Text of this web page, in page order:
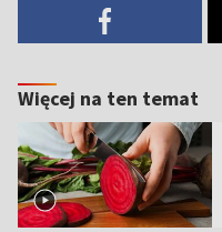
Więcej na ten temat